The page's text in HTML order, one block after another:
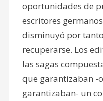
oportunidades de
escritores
disminuyó por
recuperarse. Los
las sagas
que garantizaban -
garantizaban- un